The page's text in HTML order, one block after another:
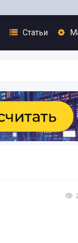
Статьи